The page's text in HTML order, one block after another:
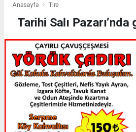
Anasayfa Tire
Tarihi Salı Pazarı’nda